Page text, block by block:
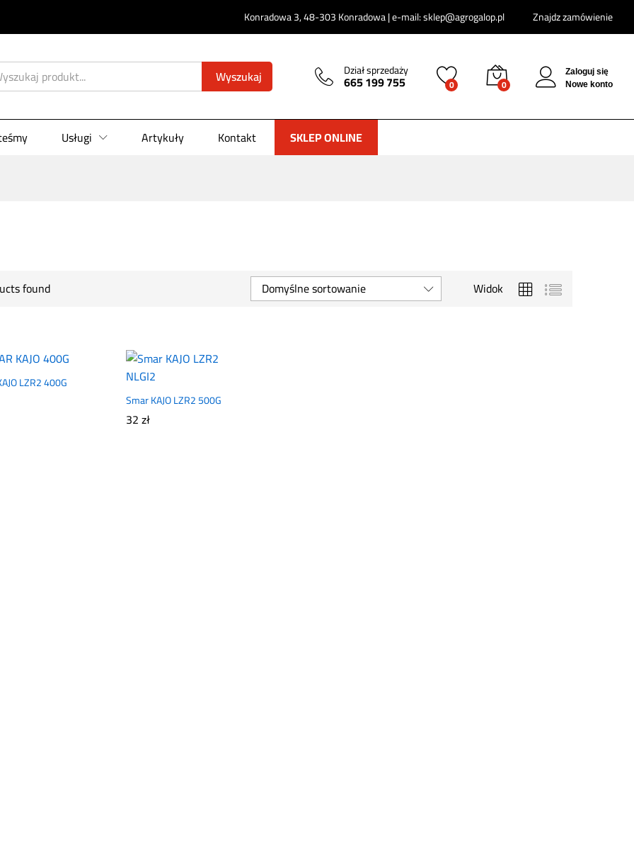
Konradowa 3, 48-303 Konradowa | e-mail: sklep@agrogalop.pl Znajdz zamówienie
Wyszukaj Dział sprzedaży
665 199 755 0 0
Zaloguj się
Nowe konto
Usługi Artykuły Kontakt
SKLEP ONLINE
found Widok
Domyślne sortowanie
LZR2 400G
Smar KAJO LZR2 500G
32zł
32zł